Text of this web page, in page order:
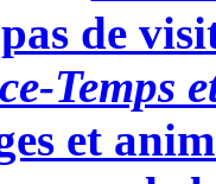
de
Temps
et